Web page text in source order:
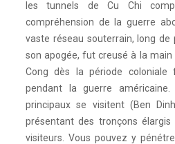
les tunnels de Cu Chi
compréhension de la guerre
vaste réseau souterrain, long
son apogée, fut creusé à la
Cong dès la période coloniale
pendant la guerre américaine.
principaux se visitent (Ben
présentant des tronçons
visiteurs. Vous pouvez y